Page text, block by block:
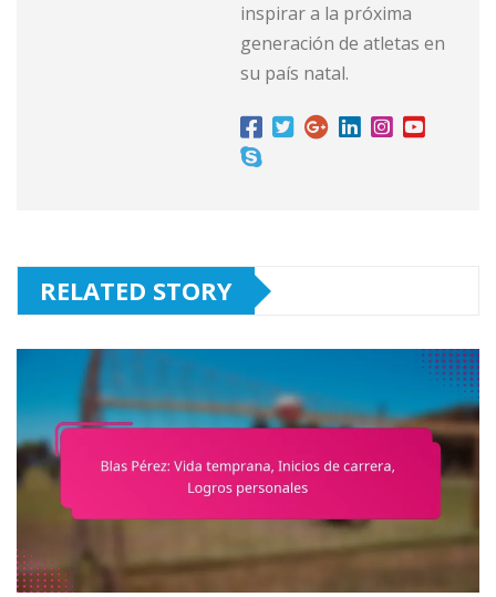
inspirar a la próxima
generación de atletas en
su país natal.
RELATED STORY